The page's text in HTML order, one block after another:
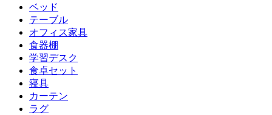
ベッド
テーブル
オフィス家具
食器棚
学習デスク
食卓セット
寝具
カーテン
ラグ